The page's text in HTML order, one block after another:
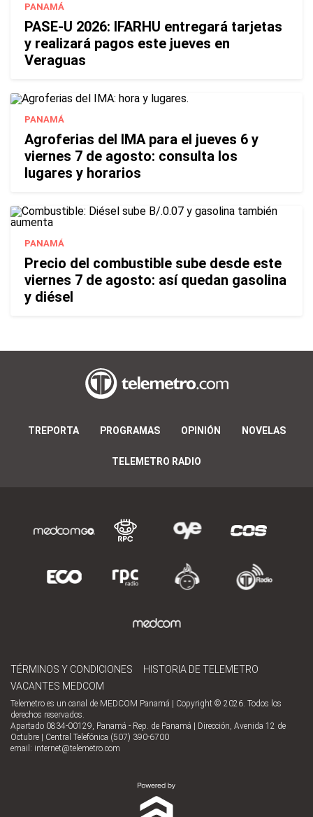
PANAMÁ
PASE-U 2026: IFARHU entregará tarjetas
y realizará pagos este jueves en
Veraguas
PANAMÁ
Agroferias del IMA para el jueves 6 y
viernes 7 de agosto: consulta los
lugares y horarios
PANAMÁ
Precio del combustible sube desde este
viernes 7 de agosto: así quedan gasolina
y diésel
TREPORTA PROGRAMAS OPINIÓN NOVELAS
TELEMETRO RADIO
TÉRMINOS Y CONDICIONES
HISTORIA DE TELEMETRO
VACANTES MEDCOM
Telemetro es un canal de MEDCOM Panamá | Copyright © 2026. Todos los
derechos reservados.
Apartado 0834-00129, Panamá - Rep. de Panamá | Dirección, Avenida 12 de
Octubre | Central Telefónica (507) 390-6700
email: internet@telemetro.com